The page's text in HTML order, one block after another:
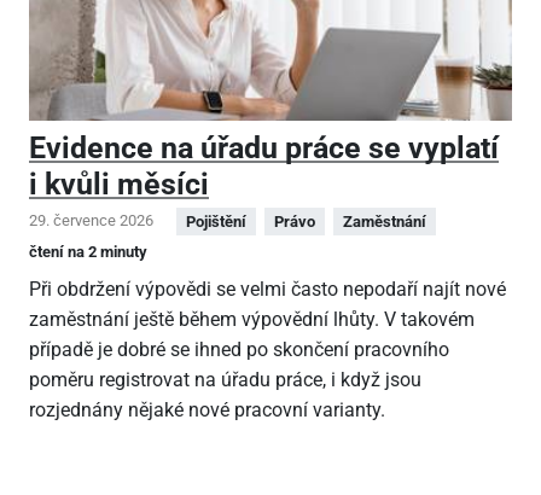
Evidence na úřadu práce se vyplatí
i kvůli měsíci
29. července 2026 Pojištění Právo
Zaměstnání
čtení na 2 minuty
Při obdržení výpovědi se velmi často nepodaří najít nové
zaměstnání ještě během výpovědní lhůty. V takovém
případě je dobré se ihned po skončení pracovního
poměru registrovat na úřadu práce, i když jsou
rozjednány nějaké nové pracovní varianty.